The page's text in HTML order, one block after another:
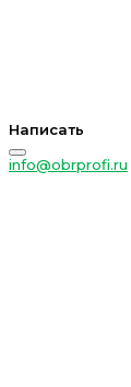
Написать
info@obrprofi.ru